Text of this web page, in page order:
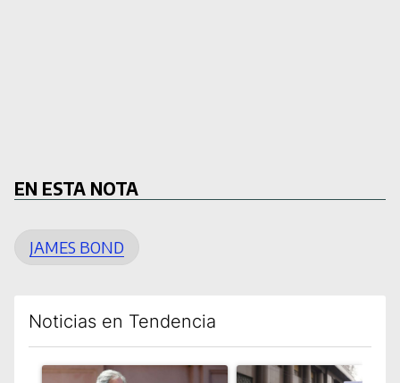
EN ESTA NOTA
JAMES BOND
Noticias en Tendencia
Un artículo de tendencia con el título "Las inconsistencias
Un artículo de tendencia